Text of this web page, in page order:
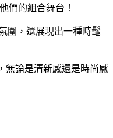
們的組合舞台！
圍，還展現出一種時髦
無論是清新感還是時尚感